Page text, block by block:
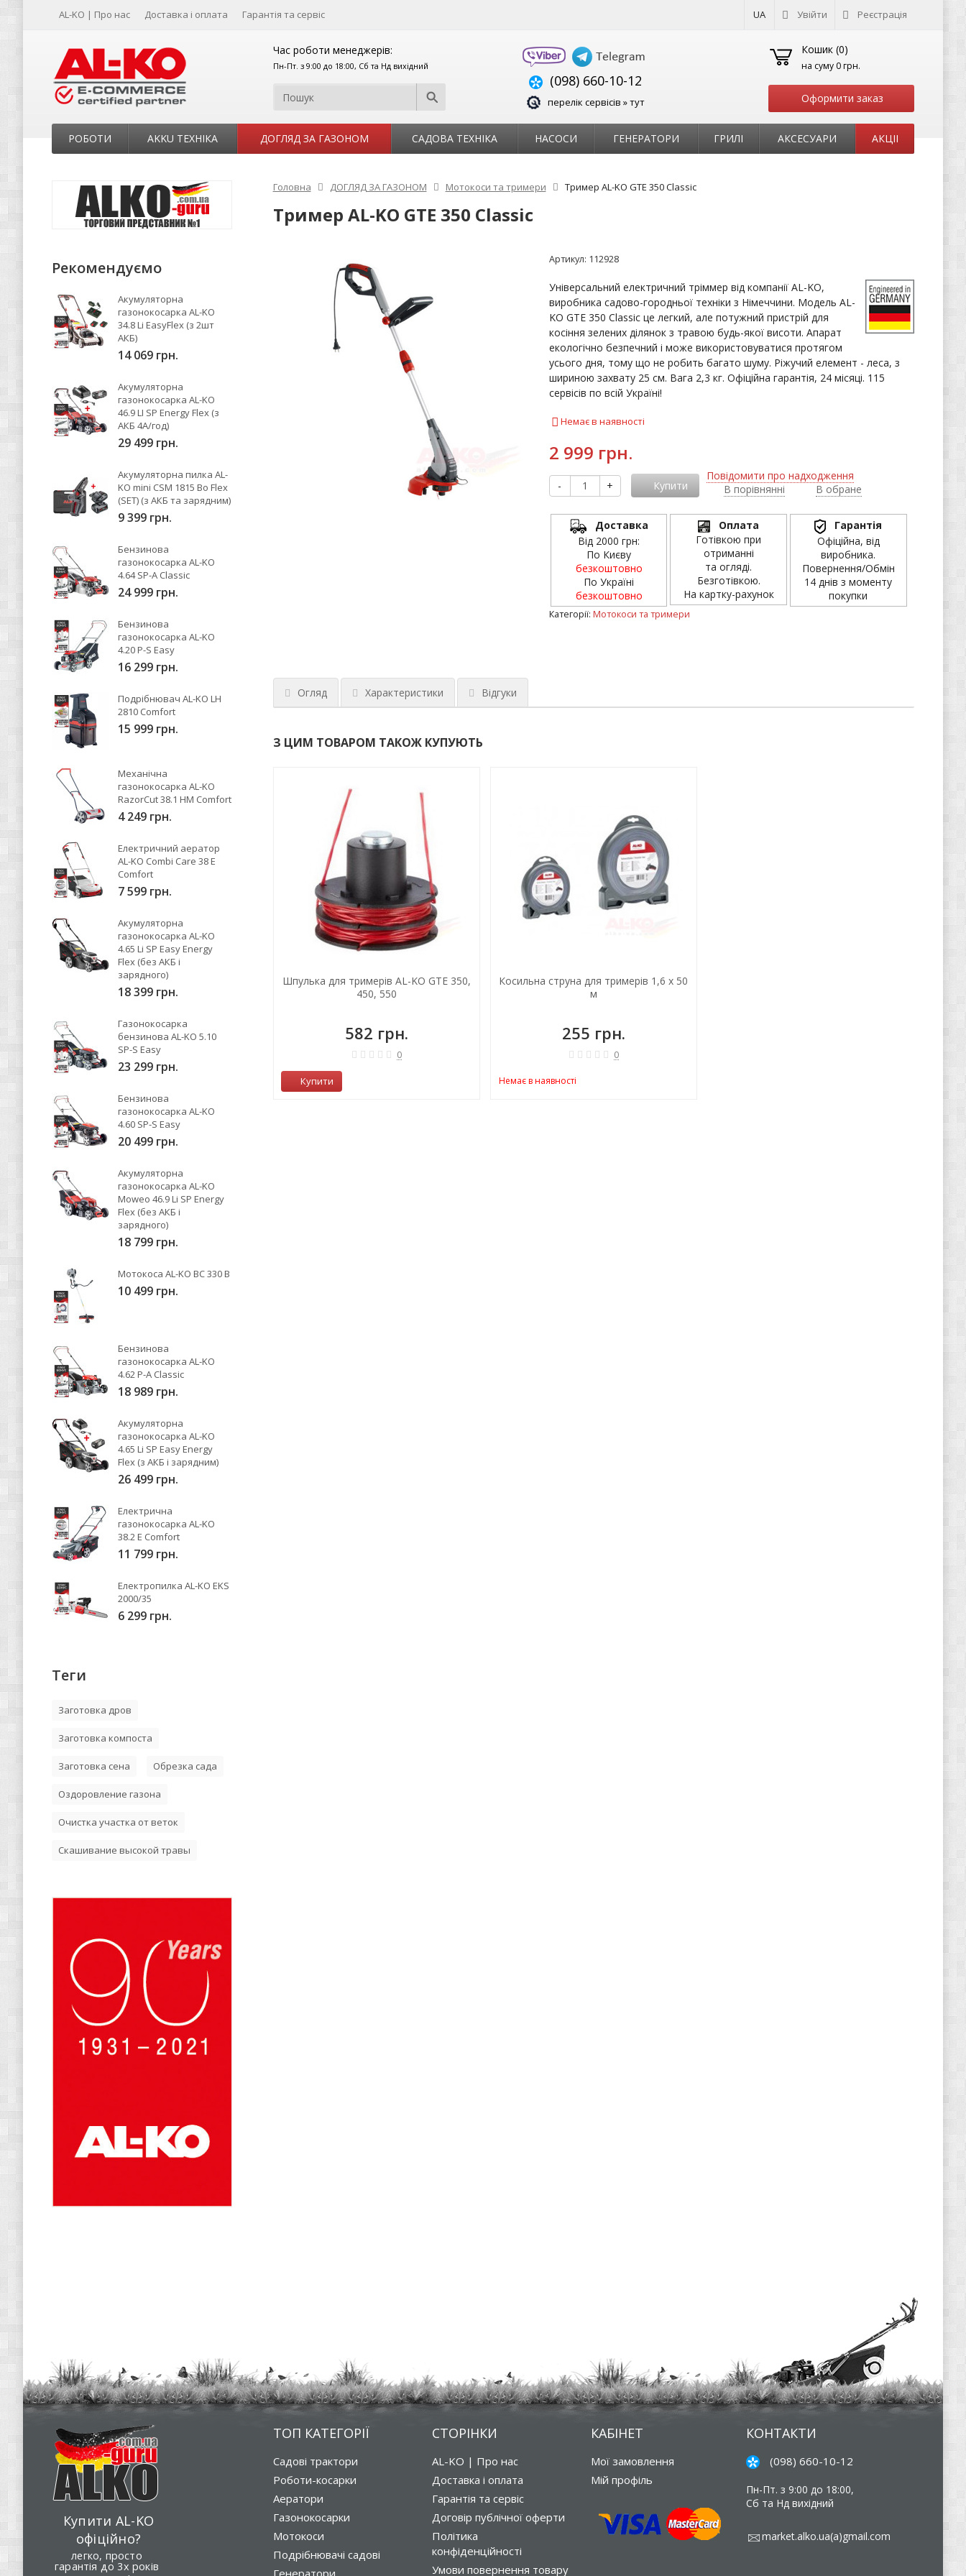
AL-KO | Про нас Доставка і оплата Гарантія та сервіс UA Увійти Реєстрація
Час роботи менеджерів:
Пн-Пт. з 9:00 до 18:00, Сб та Нд вихідний
(098) 660-10-12
перелік сервісів » тут
Кошик (0)
на суму 0 грн.
Оформити заказ
РОБОТИ AKKU ТЕХНІКА ДОГЛЯД ЗА ГАЗОНОМ САДОВА ТЕХНІКА НАСОСИ ГЕНЕРАТОРИ ГРИЛІ АКСЕСУАРИ АКЦІІ
Головна ДОГЛЯД ЗА ГАЗОНОМ Мотокоси та тримери Тример AL-KO GTE 350 Classic
Тример AL-KO GTE 350 Classic
Артикул: 112928
Універсальний електричний тріммер від компанії AL-KO,
виробника садово-городньої техніки з Німеччини. Модель AL-
KO GTE 350 Classic це легкий, але потужний пристрій для
косіння зелених ділянок з травою будь-якої висоти. Апарат
екологічно безпечний і може використовуватися протягом
усього дня, тому що не робить багато шуму. Ріжучий елемент - леса, з
шириною захвату 25 см. Вага 2,3 кг. Офіційна гарантія, 24 місяці. 115
сервісів по всій Україні!
Немає в наявності
2 999 грн.
- + Купити
Повідомити про надходження
В порівнянні
В обране
Доставка
Від 2000 грн:
По Києву
безкоштовно
По Україні
безкоштовно
Оплата
Готівкою при
отриманні
та огляді.
Безготівкою.
На картку-рахунок
Гарантія
Офіційна, від
виробника.
Повернення/Обмін
14 днів з моменту
покупки
Категорії: Мотокоси та тримери
Огляд Характеристики Відгуки
З ЦИМ ТОВАРОМ ТАКОЖ КУПУЮТЬ
Шпулька для тримерів AL-KO GTE 350,
450, 550
582 грн.
0
Купити
Косильна струна для тримерів 1,6 х 50
м
255 грн.
0
Немає в наявності
Рекомендуємо
Акумуляторна
газонокосарка AL-KO
34.8 Li EasyFlex (з 2шт
АКБ)
14 069 грн.
Акумуляторна
газонокосарка AL-KO
46.9 LI SP Energy Flex (з
АКБ 4А/год)
29 499 грн.
Акумуляторна пилка AL-
KO mini CSM 1815 Bo Flex
(SET) (з АКБ та зарядним)
9 399 грн.
Бензинова
газонокосарка AL-KO
4.64 SP-A Classic
24 999 грн.
Бензинова
газонокосарка AL-KO
4.20 P-S Easy
16 299 грн.
Подрібнювач AL-KO LH
2810 Comfort
15 999 грн.
Механічна
газонокосарка AL-KO
RazorCut 38.1 HM Comfort
4 249 грн.
Електричний аератор
AL-KO Combi Care 38 E
Comfort
7 599 грн.
Акумуляторна
газонокосарка AL-KO
4.65 Li SP Easy Energy
Flex (без АКБ і
зарядного)
18 399 грн.
Газонокосарка
бензинова AL-KO 5.10
SP-S Easy
23 299 грн.
Бензинова
газонокосарка AL-KO
4.60 SP-S Easy
20 499 грн.
Акумуляторна
газонокосарка AL-KO
Moweo 46.9 Li SP Energy
Flex (без АКБ і
зарядного)
18 799 грн.
Мотокоса AL-KO BC 330 B
10 499 грн.
Бензинова
газонокосарка AL-KO
4.62 P-A Classic
18 989 грн.
Акумуляторна
газонокосарка AL-KO
4.65 Li SP Easy Energy
Flex (з АКБ і зарядним)
26 499 грн.
Електрична
газонокосарка AL-KO
38.2 E Comfort
11 799 грн.
Електропилка AL-KO EKS
2000/35
6 299 грн.
Теги
Заготовка дров
Заготовка компоста
Заготовка сена Обрезка сада
Оздоровление газона
Очистка участка от веток
Скашивание высокой травы
Купити AL-KO
офіційно?
легко, просто
гарантія до 3х років
ТОП КАТЕГОРІЇ
Садові трактори
Роботи-косарки
Аератори
Газонокосарки
Мотокоси
Подрібнювачі садові
СТОРІНКИ
AL-KO | Про нас
Доставка і оплата
Гарантія та сервіс
Договір публічної оферти
Політика
конфіденційності
Умови повернення товару
КАБІНЕТ
Мої замовлення
Мій профіль
КОНТАКТИ
(098) 660-10-12
Пн-Пт. з 9:00 до 18:00,
Сб та Нд вихідний
market.alko.ua(a)gmail.com